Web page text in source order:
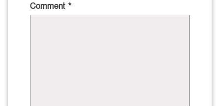
Comment *